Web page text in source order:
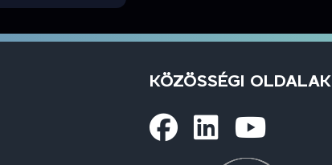
KÖZÖSSÉGI OLDALAK